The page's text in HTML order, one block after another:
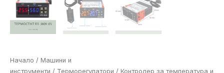
Начало / Машини и
инструменти / Терморегулатори / Контролер за температура и